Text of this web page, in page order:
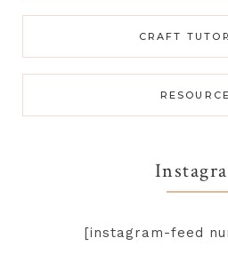
CRAFT
[instagram-feed